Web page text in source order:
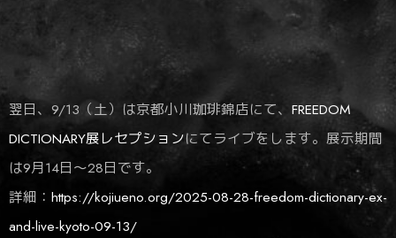
翌日、9/13（土）は京都小川珈琲錦店にて、 FREEDOM
DICTIONARY展レセプションにてライブをします。展示期間
は9月14日～28日です。
詳細： https://kojiueno.org/2025-08-28-freedom-dictionary-ex-
and-live-kyoto-09-13/